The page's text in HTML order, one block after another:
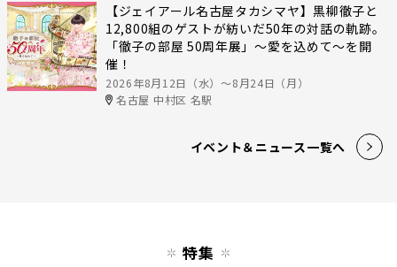
【ジェイアール名古屋タカシマヤ】黒柳徹子と
12,800組のゲストが紡いだ50年の対話の軌跡。
「徹子の部屋 50周年展」～愛を込めて～を開
催！
2026年8月12日（水）〜8月24日（月）
名古屋 中村区 名駅
イベント＆ニュース一覧へ
特集